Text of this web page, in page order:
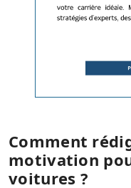
Comment
motivation
voitures ?